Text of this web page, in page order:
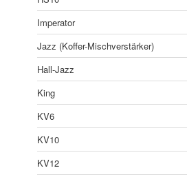
Imperator
Jazz (Koffer-Mischverstärker)
Hall-Jazz
King
KV6
KV10
KV12